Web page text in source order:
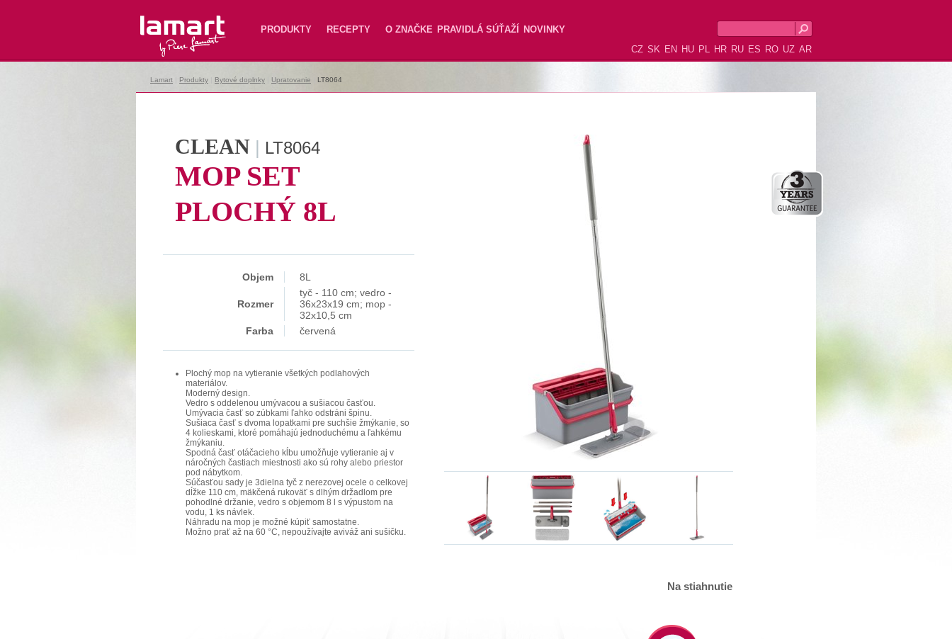
Lamart PRODUKTY RECEPTY O ZNAČKE PRAVIDLÁ SÚŤAŽÍ
NOVINKY
CZ SK EN HU PL HR RU ES RO UZ AR
Lamart Produkty Bytové doplnky Upratovanie LT8064
Na stiahnutie
CLEAN | LT8064
MOP SET
PLOCHÝ 8L
Objem 8L
Rozmer
tyč - 110 cm; vedro -
36x23x19 cm; mop -
32x10,5 cm
Farba
červená
Plochý mop na vytieranie všetkých podlahových
materiálov.
Moderný design.
Vedro s oddelenou umývacou a sušiacou časťou.
Umývacia časť so zúbkami ľahko odstráni špinu.
Sušiaca časť s dvoma lopatkami pre suchšie žmýkanie, so
4 kolieskami, ktoré pomáhajú jednoduchému a ľahkému
žmýkaniu.
Spodná časť otáčacieho kĺbu umožňuje vytieranie aj v
náročných častiach miestnosti ako sú rohy alebo priestor
pod nábytkom.
Súčasťou sady je 3dielna tyč z nerezovej ocele o celkovej
dĺžke 110 cm, mäkčená rukoväť s dlhým držadlom pre
pohodlné držanie, vedro s objemom 8 l s výpustom na
vodu, 1 ks návlek.
Náhradu na mop je možné kúpiť samostatne.
Možno prať až na 60 °C, nepoužívajte aviváž ani sušičku.